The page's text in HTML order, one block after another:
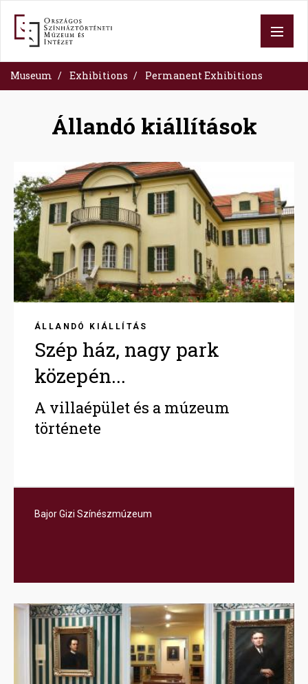
content
Museum Exhibitions Permanent Exhibitions
Állandó kiállítások
ÁLLANDÓ KIÁLLÍTÁS
Szép ház, nagy park
közepén...
A villaépület és a múzeum
története
Bajor Gizi Színészmúzeum
Image